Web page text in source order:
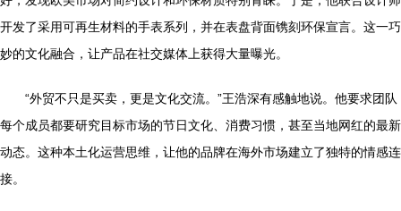
开发了采用可再生材料的手表系列，并在表盘背面镌刻环保宣言。这一巧
妙的文化融合，让产品在社交媒体上获得大量曝光。
“外贸不只是买卖，更是文化交流。”王浩深有感触地说。他要求团队
每个成员都要研究目标市场的节日文化、消费习惯，甚至当地网红的最新
动态。这种本土化运营思维，让他的品牌在海外市场建立了独特的情感连
接。